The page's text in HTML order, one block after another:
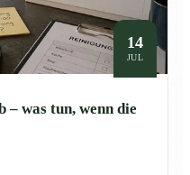
14
JUL
was tun, wenn die